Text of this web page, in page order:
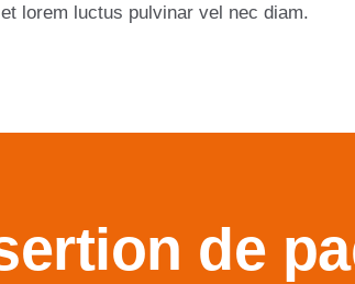
lorem luctus pulvinar vel nec diam.
de